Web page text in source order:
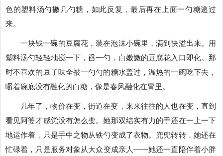
色的塑料汤勺撇几勺糖，如此反复，最后再在上面一勺糖递过
来。
一块钱一碗的豆腐花，装在泡沫小碗里，满到快溢出来。用
塑料汤勺轻轻地搅一下，舀一勺，白嫩嫩的豆腐花入口即化。那
时不喜欢的豆子味全被一勺勺的糖水盖过，温热的一碗吃下去，
嚼着碗底没有融化的白糖，像是春风融化在胃里。
几年了，物价在变，街道在变，来来往往的人也在变，直到
看见阿婆才感觉没有怎么变。她那双结实有力的手还在一上一下
地运作着，只是手中之物从铁勺变成了衣物。兜兜转转，她还在
忙碌着，只是服务对象从大众变成亲人——她还一直陪伴着小胖